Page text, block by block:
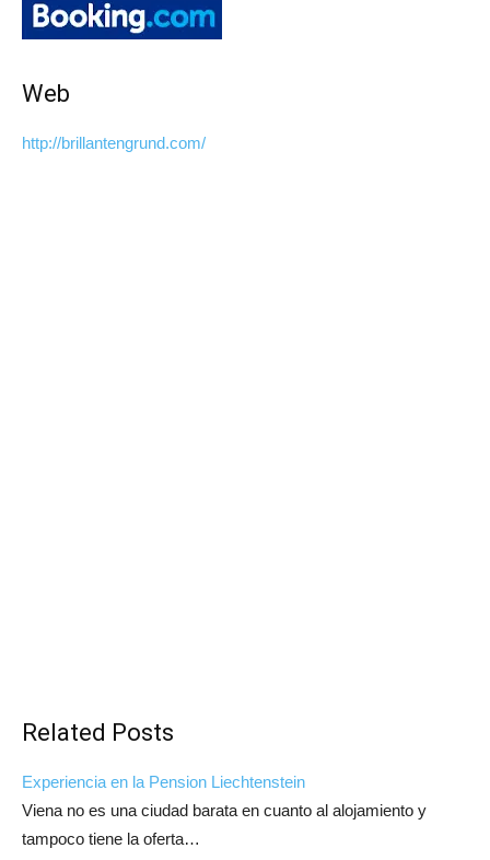
Web
http://brillantengrund.com/
Related Posts
Experiencia en la Pension Liechtenstein
Viena no es una ciudad barata en cuanto al alojamiento y
tampoco tiene la oferta…